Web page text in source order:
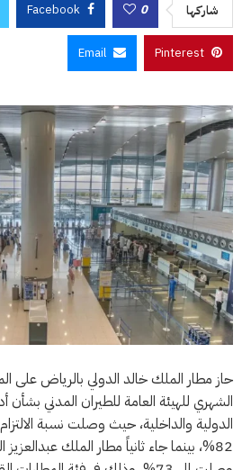
شاركها 0
Facebook
Pinterest
Email
حاز مطار الملك خالد الدولي بالرياض على
الشهري للهيئة العامة للطيران المدني بشأن
الدولية والداخلية، حيث وصلت نسبة
82%، بينما جاء ثانياً مطار الملك